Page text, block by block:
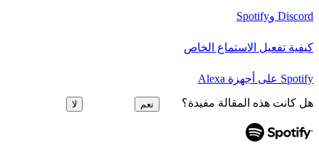
Discord وSpotify
كيفية تفعيل الاستماع الخاص
Spotify على أجهزة Alexa
هل كانت هذه المقالة مفيدة؟ نعم لا